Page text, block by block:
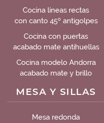
Cocina líneas rectas
con canto 45º antigolpes
Cocina con puertas
acabado mate antihuellas
Cocina modelo Andorra
acabado mate y brillo
MESA Y SILLAS
Mesa redonda